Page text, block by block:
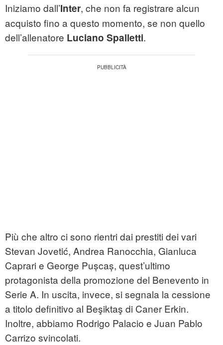
Iniziamo dall’Inter, che non fa registrare alcun
acquisto fino a questo momento, se non quello
dell’allenatore Luciano Spalletti.
Più che altro ci sono rientri dai prestiti dei vari
Stevan Jovetić, Andrea Ranocchia, Gianluca
Caprari e George Pușcaș, quest’ultimo
protagonista della promozione del Benevento in
Serie A. In uscita, invece, si segnala la cessione
a titolo definitivo al Beşiktaş di Caner Erkin.
Inoltre, abbiamo Rodrigo Palacio e Juan Pablo
Carrizo svincolati.